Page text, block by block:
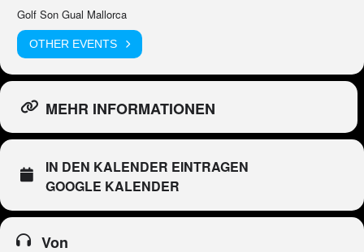
Golf Son Gual Mallorca
OTHER EVENTS
MEHR INFORMATIONEN
IN DEN KALENDER EINTRAGEN
GOOGLE KALENDER
Von